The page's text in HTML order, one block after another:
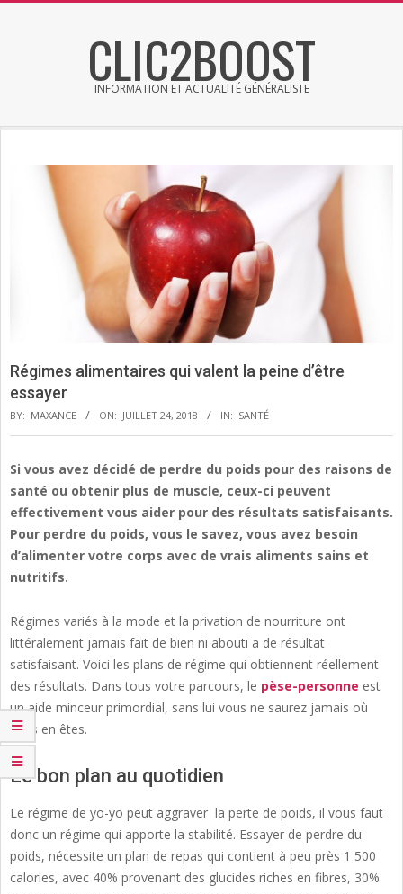
CLIC2BOOST
INFORMATION ET ACTUALITÉ GÉNÉRALISTE
Régimes alimentaires qui valent la peine d’être
essayer
BY: MAXANCE ON: JUILLET 24, 2018 IN: SANTÉ
Si vous avez décidé de perdre du poids pour des raisons de
santé ou obtenir plus de muscle, ceux-ci peuvent
effectivement vous aider pour des résultats satisfaisants.
Pour perdre du poids, vous le savez, vous avez besoin
d’alimenter votre corps avec de vrais aliments sains et
nutritifs.
Régimes variés à la mode et la privation de nourriture ont
littéralement jamais fait de bien ni abouti a de résultat
satisfaisant. Voici les plans de régime qui obtiennent réellement
des résultats. Dans tous votre parcours, le pèse-personne est
un aide minceur primordial, sans lui vous ne saurez jamais où
vous en êtes.
Le bon plan au quotidien
Le régime de yo-yo peut aggraver la perte de poids, il vous faut
donc un régime qui apporte la stabilité. Essayer de perdre du
poids, nécessite un plan de repas qui contient à peu près 1 500
calories, avec 40% provenant des glucides riches en fibres, 30%